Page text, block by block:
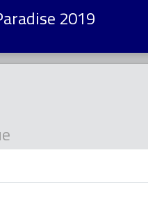
2019